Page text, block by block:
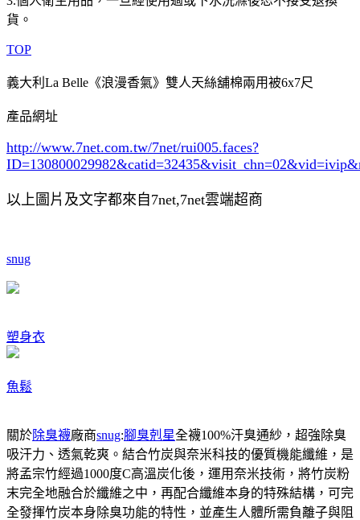
貨。
TOP
義大利La Belle《浪漫香氣》雙人天絲舖棉兩用被6x7尺
產品網址
http://www.7net.com.tw/7net/rui005.faces?
ID=130800029982&catid=32435
以上圖片及文字都來自7net,7net雲端超商
snug
塑身衣
魚鬆
關於除臭襪廠商snug:腳臭剋星全襪100%汗臭通紗，超強除臭
吸汗力、透氣乾爽。結合竹炭與奈米科技的優質機能纖維，是
將孟宗竹經過1000度C高溫炭化後，運用奈米技術，將竹炭粉
末完全地融合於纖維之中，再配合纖維本身的特殊結構，可完
全發揮竹炭本身除臭功能的特性，並產生人體所需負離子與阻